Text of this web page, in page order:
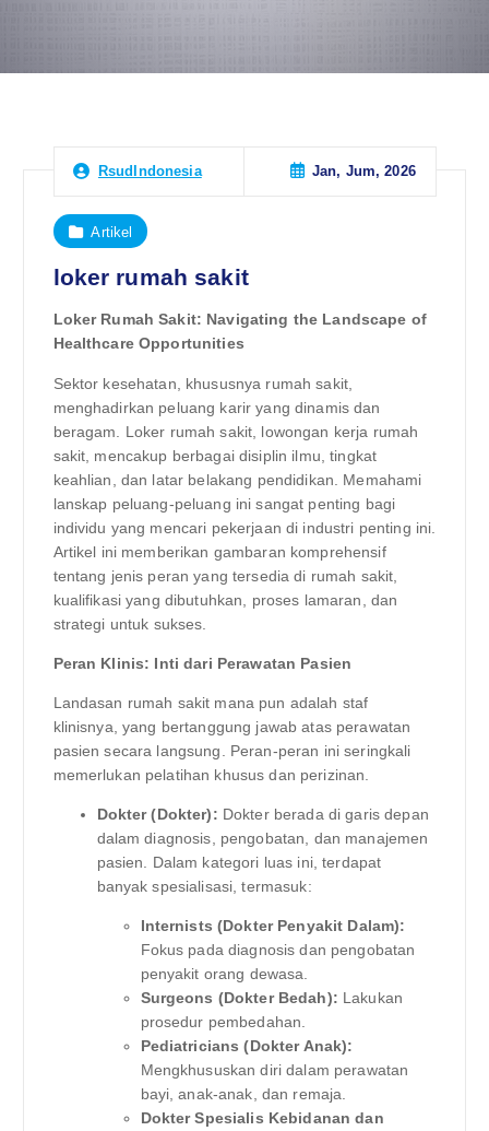
RsudIndonesia Jan, Jum, 2026
Artikel
loker rumah sakit
Loker Rumah Sakit: Navigating the Landscape of
Healthcare Opportunities
Sektor kesehatan, khususnya rumah sakit,
menghadirkan peluang karir yang dinamis dan
beragam. Loker rumah sakit, lowongan kerja rumah
sakit, mencakup berbagai disiplin ilmu, tingkat
keahlian, dan latar belakang pendidikan. Memahami
lanskap peluang-peluang ini sangat penting bagi
individu yang mencari pekerjaan di industri penting ini.
Artikel ini memberikan gambaran komprehensif
tentang jenis peran yang tersedia di rumah sakit,
kualifikasi yang dibutuhkan, proses lamaran, dan
strategi untuk sukses.
Peran Klinis: Inti dari Perawatan Pasien
Landasan rumah sakit mana pun adalah staf
klinisnya, yang bertanggung jawab atas perawatan
pasien secara langsung. Peran-peran ini seringkali
memerlukan pelatihan khusus dan perizinan.
Dokter (Dokter): Dokter berada di garis depan
dalam diagnosis, pengobatan, dan manajemen
pasien. Dalam kategori luas ini, terdapat
banyak spesialisasi, termasuk:
Internists (Dokter Penyakit Dalam):
Fokus pada diagnosis dan pengobatan
penyakit orang dewasa.
Surgeons (Dokter Bedah): Lakukan
prosedur pembedahan.
Pediatricians (Dokter Anak):
Mengkhususkan diri dalam perawatan
bayi, anak-anak, dan remaja.
Dokter Spesialis Kebidanan dan